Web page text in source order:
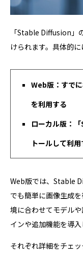
「Stable Diffusion」
けられます。具体的に
Web版：すで
を利用する
ローカル版：
トールして利用
Web版では、Stable
でも簡単に画像生成
境に合わせてモデル
インや追加機能を導
それぞれ詳細をチェッ